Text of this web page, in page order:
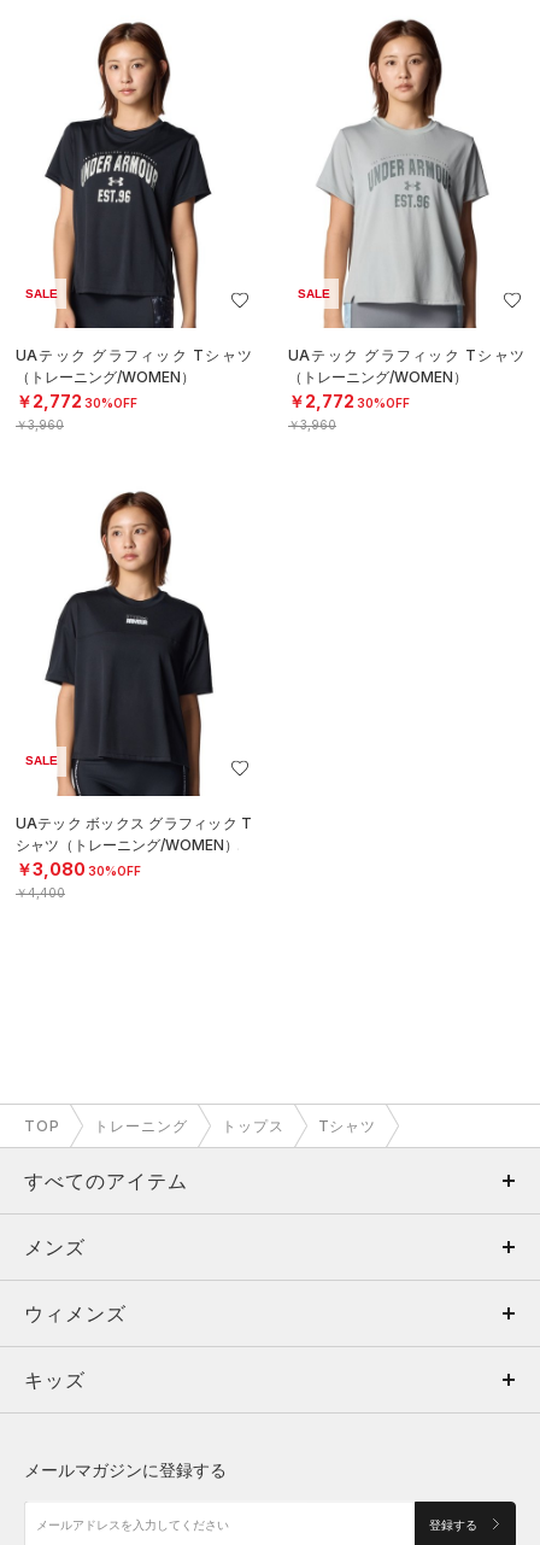
SALE
UAテック グラフィック Tシャツ
（トレーニング/WOMEN）
￥2,772 30%OFF
￥3,960
SALE
UAテック グラフィック Tシャツ
（トレーニング/WOMEN）
￥2,772 30%OFF
￥3,960
SALE
UAテック ボックス グラフィック T
シャツ（トレーニング/WOMEN）
￥3,080 30%OFF
￥4,400
TOP トレーニング トップス Tシャツ
すべてのアイテム
メンズ
ウィメンズ
キッズ
アクセサリー
メンズ
トップス
ボトムス
アクセサリー
ウィメンズ
トップス
シューズ
キッズ
メールマガジンに登録する
登録する